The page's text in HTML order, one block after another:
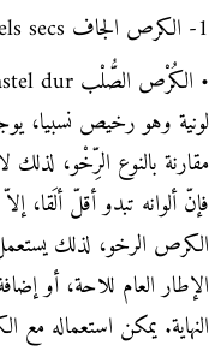
1- الكرص الجاف pastels secs، ويتكوّن من الأصناف التالية:
لونية وهو رخيص نسبيا،
مقارنة بالنوع الرِّخْو،
فإنّ ألوانه تبدو أقلّ ألَقا،
الكرص الرخو، لذلك
الإطار العام للاحة، أو
النهاية. يمكن استعماله